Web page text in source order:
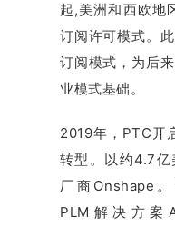
起,美洲和西欧地
订阅许可模式。
订阅模式，为后
业模式基础。
2019年，PTC开
转型。以约4.7亿
厂商Onshape
PLM解决方案